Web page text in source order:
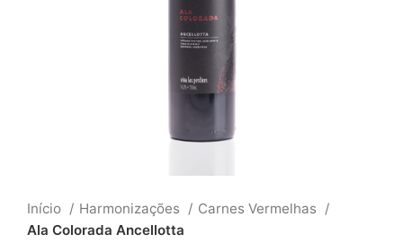
Início Harmonizações
Carnes Vermelhas
Ala Colorada Ancellotta